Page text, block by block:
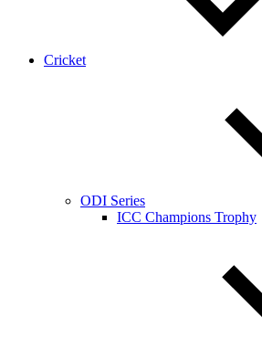
Cricket
ODI Series
ICC Champions Trophy